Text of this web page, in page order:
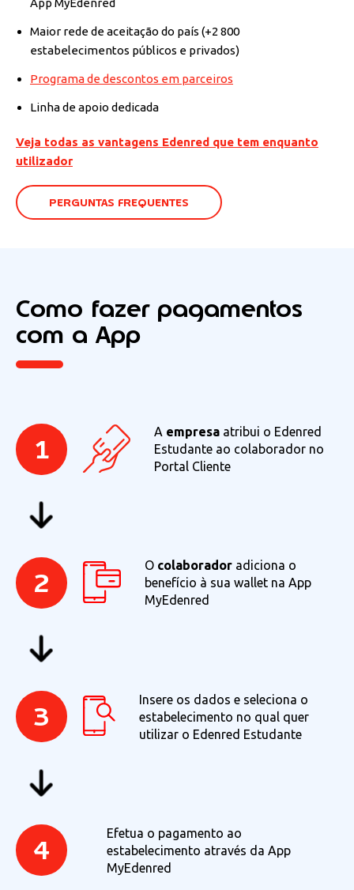
App MyEdenred
Maior rede de aceitação do país (+2 800
estabelecimentos públicos e privados)
Programa de descontos em parceiros
Linha de apoio dedicada
Veja todas as vantagens Edenred que tem enquanto
utilizador
PERGUNTAS FREQUENTES
Como fazer pagamentos
com a App
1
A empresa atribui o Edenred
Estudante ao colaborador no
Portal Cliente
2
O colaborador adiciona o
benefício à sua wallet na App
MyEdenred
3
Insere os dados e seleciona o
estabelecimento no qual quer
utilizar o Edenred Estudante
4
Efetua o pagamento ao
estabelecimento através da App
MyEdenred